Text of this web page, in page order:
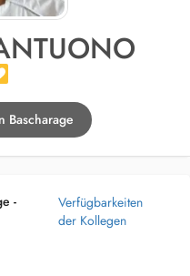
Bascharage
-
Verfügbarkeiten
der Kollegen